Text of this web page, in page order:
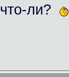
ли?